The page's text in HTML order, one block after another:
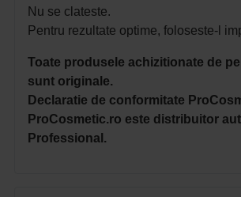
Nu se clateste.
Pentru rezultate optime, foloseste-l
Toate produsele achizitionate de
sunt originale.
Declaratie de conformitate
ProCosmetic.ro este distribuitor
Professional.